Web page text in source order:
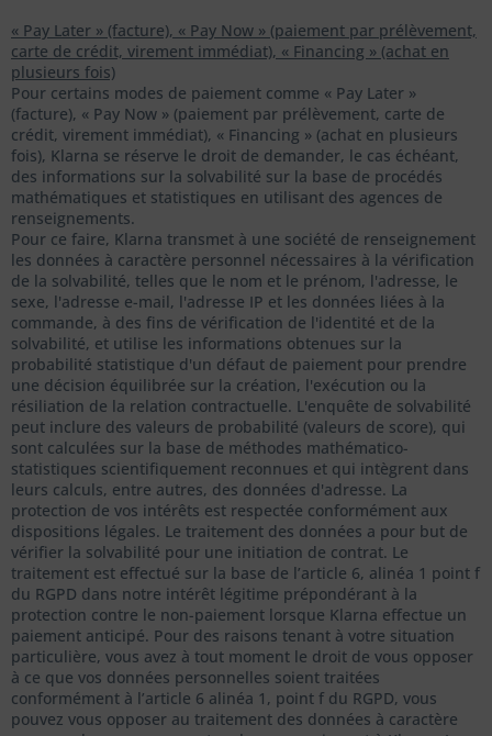
« Pay Later » (facture), « Pay Now » (paiement par prélèvement,
carte de crédit, virement immédiat), « Financing » (achat en
plusieurs fois)
Pour certains modes de paiement comme « Pay Later »
(facture), « Pay Now » (paiement par prélèvement, carte de
crédit, virement immédiat), « Financing » (achat en plusieurs
fois), Klarna se réserve le droit de demander, le cas échéant,
des informations sur la solvabilité sur la base de procédés
mathématiques et statistiques en utilisant des agences de
renseignements.
Pour ce faire, Klarna transmet à une société de renseignement
les données à caractère personnel nécessaires à la vérification
de la solvabilité, telles que le nom et le prénom, l'adresse, le
sexe, l'adresse e-mail, l'adresse IP et les données liées à la
commande, à des fins de vérification de l'identité et de la
solvabilité, et utilise les informations obtenues sur la
probabilité statistique d'un défaut de paiement pour prendre
une décision équilibrée sur la création, l'exécution ou la
résiliation de la relation contractuelle. L'enquête de solvabilité
peut inclure des valeurs de probabilité (valeurs de score), qui
sont calculées sur la base de méthodes mathématico-
statistiques scientifiquement reconnues et qui intègrent dans
leurs calculs, entre autres, des données d'adresse. La
protection de vos intérêts est respectée conformément aux
dispositions légales. Le traitement des données a pour but de
vérifier la solvabilité pour une initiation de contrat. Le
traitement est effectué sur la base de l’article 6, alinéa 1 point f
du RGPD dans notre intérêt légitime prépondérant à la
protection contre le non-paiement lorsque Klarna effectue un
paiement anticipé. Pour des raisons tenant à votre situation
particulière, vous avez à tout moment le droit de vous opposer
à ce que vos données personnelles soient traitées
conformément à l’article 6 alinéa 1, point f du RGPD, vous
pouvez vous opposer au traitement des données à caractère